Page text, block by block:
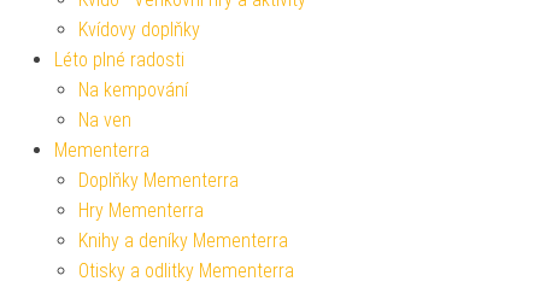
Kvídovy doplňky
Léto plné radosti
Na kempování
Na ven
Mementerra
Doplňky Mementerra
Hry Mementerra
Knihy a deníky Mementerra
Otisky a odlitky Mementerra